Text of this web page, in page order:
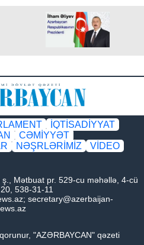
İQTİSADİYYAT
CƏMİYYƏT
NƏŞRLƏRİMİZ
VİDEO
ş., Mətbuat pr. 529-cu məhəllə, 4-cü
538-31-11
; secretary@azerbaijan-
"AZƏRBAYCAN" qəzeti